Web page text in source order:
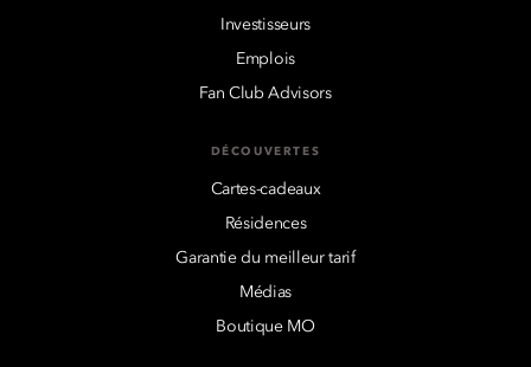
Investisseurs
Emplois
Fan Club Advisors
DÉCOUVERTES
Cartes-cadeaux
Résidences
Garantie du meilleur tarif
Médias
Boutique MO